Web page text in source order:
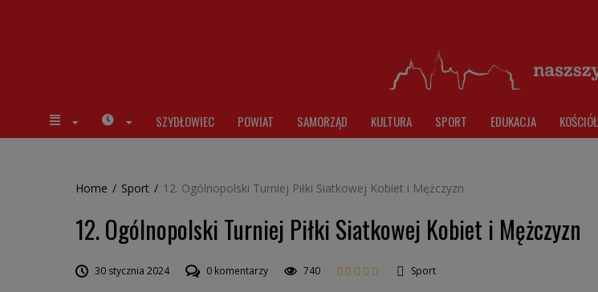
SZYDŁOWIEC POWIAT SAMORZĄD KULTURA SPORT EDUKACJA KOŚCIÓŁ
Home / Sport / 12. Ogólnopolski Turniej Piłki Siatkowej Kobiet i Mężczyzn
12. Ogólnopolski Turniej Piłki Siatkowej Kobiet i Mężczyzn
30 stycznia 2024 0 komentarzy 740 Sport